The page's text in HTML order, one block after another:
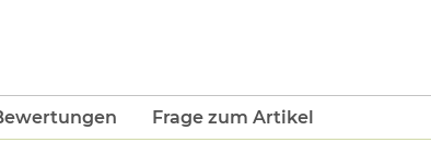
Frage zum Artikel